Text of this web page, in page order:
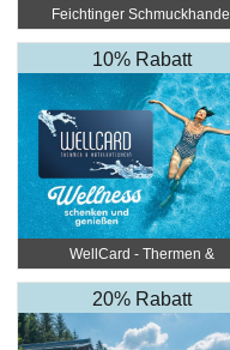
Feichtinger Schmuckhandel
10% Rabatt
WellCard - Thermen &
20% Rabatt